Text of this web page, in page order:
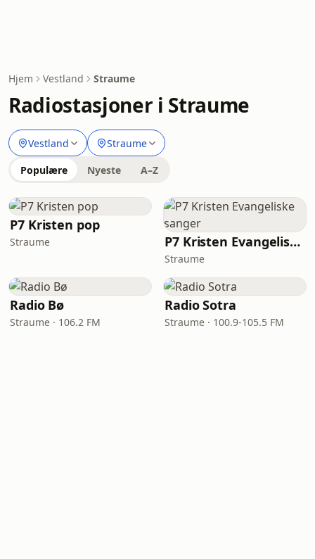
Hjem Vestland Straume
Radiostasjoner i Straume
Vestland Straume
Populære Nyeste A–Z
P7 Kristen pop
Straume P7 Kristen Evangeliske sanger
Straume
Radio Bø
Straume · 106.2 FM
Radio Sotra
Straume · 100.9-105.5 FM